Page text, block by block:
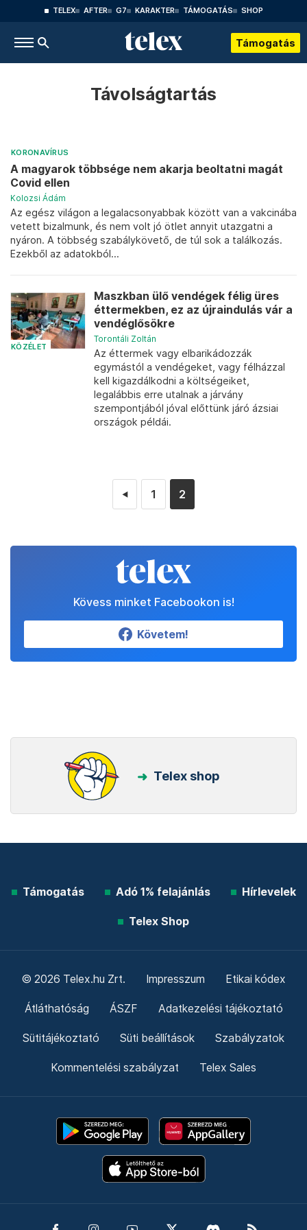
TELEX AFTER G7 KARAKTER TÁMOGATÁS SHOP
Támogatás
Távolságtartás
KORONAVÍRUS
A magyarok többsége nem akarja beoltatni magát
Covid ellen
Kolozsi Ádám
Az egész világon a legalacsonyabbak között van a vakcinába
vetett bizalmunk, és nem volt jó ötlet annyit utazgatni a
nyáron. A többség szabálykövető, de túl sok a találkozás.
Ezekből az adatokból...
KÖZÉLET
Maszkban ülő vendégek félig üres
éttermekben, ez az újraindulás vár a
vendéglősökre
Torontáli Zoltán
Az éttermek vagy elbarikádozzák
egymástól a vendégeket, vagy félházzal
kell kigazdálkodni a költségeiket,
legalábbis erre utalnak a járvány
szempontjából jóval előttünk járó ázsiai
országok példái.
◄ 1 2
Kövess minket Facebookon is!
Követem!
Telex shop
Támogatás Adó 1% felajánlás Hírlevelek
Telex Shop
© 2026 Telex.hu Zrt. Impresszum Etikai kódex
Átláthatóság ÁSZF Adatkezelési tájékoztató
Sütitájékoztató Süti beállítások Szabályzatok
Kommentelési szabályzat Telex Sales